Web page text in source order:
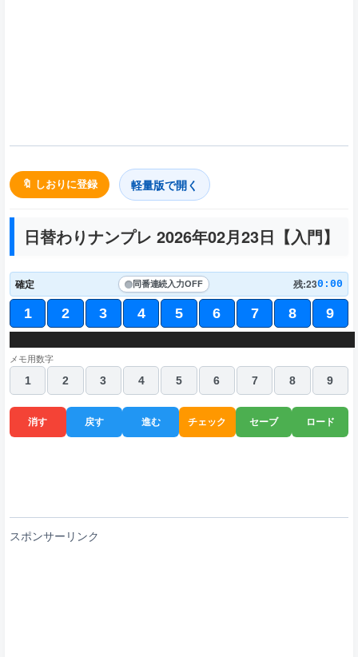
🔖 しおりに登録 軽量版で開く
日替わりナンプレ 2026年02月23日【入門】
確定 同番連続入力OFF 残:230:00
1 2 3 4 5 6 7 8 9
5 8 3 6 9
2 3 9 1 6 5 7 8 4
6 4 8 9 7 2
7 9 4 1 3 8 5
1 2 6 8 4 3 7
3 5 4 9
5 7 8 1 2
3 8 7 2 1 9 5 6
4 1 2 9 6 3 7
メモ用数字
1
2 3 4 5 6 7 8 9
消す 戻す 進む チェック セーブ ロード
スポンサーリンク